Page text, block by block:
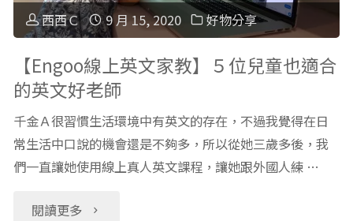
節
期"
語
感】
千
金
A
超
西西Ｃ 9 月 15, 2020 好物分享
【Engoo線上英文家教】５位兒童也適合
的英文好老師
千金Ａ很習慣生活環境中有英文的存在，不過我覺得在日
常生活中口說的機會還是不夠多，所以從她三歲多後，我
們一直讓她使用線上真人英文課程，讓她跟外國人練 …
閱讀更多
"【Engoo